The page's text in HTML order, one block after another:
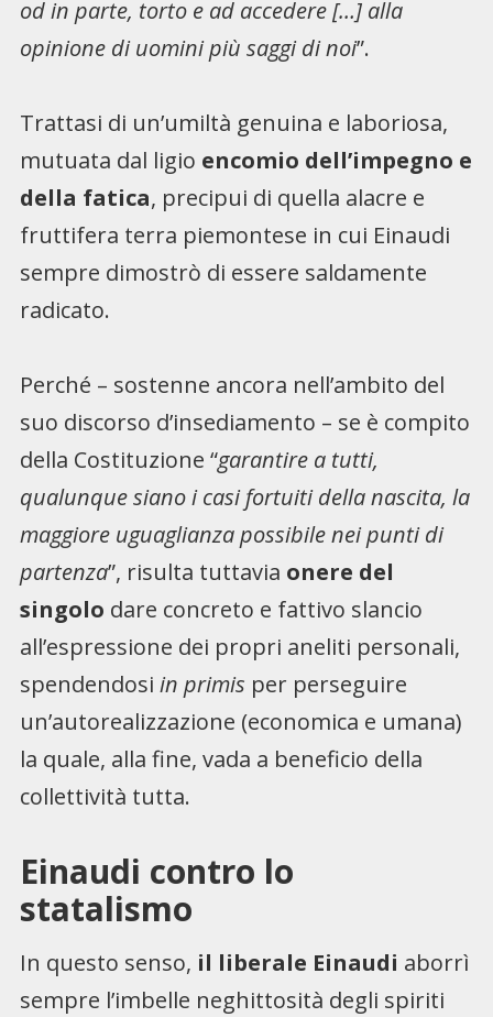
od in parte, torto e ad accedere […] alla
opinione di uomini più saggi di noi”.
Trattasi di un’umiltà genuina e laboriosa,
mutuata dal ligio encomio dell’impegno e
della fatica, precipui di quella alacre e
fruttifera terra piemontese in cui Einaudi
sempre dimostrò di essere saldamente
radicato.
Perché – sostenne ancora nell’ambito del
suo discorso d’insediamento – se è compito
della Costituzione “garantire a tutti,
qualunque siano i casi fortuiti della nascita, la
maggiore uguaglianza possibile nei punti di
partenza”, risulta tuttavia onere del
singolo dare concreto e fattivo slancio
all’espressione dei propri aneliti personali,
spendendosi in primis per perseguire
un’autorealizzazione (economica e umana)
la quale, alla fine, vada a beneficio della
collettività tutta.
Einaudi contro lo
statalismo
In questo senso, il liberale Einaudi aborrì
sempre l’imbelle neghittosità degli spiriti